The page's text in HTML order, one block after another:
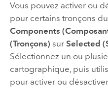
Vous pouvez activer ou
pour certains tronçons
Components
(Tronçons) sur Selected
Sélectionnez un ou
cartographique, puis
pour activer ou